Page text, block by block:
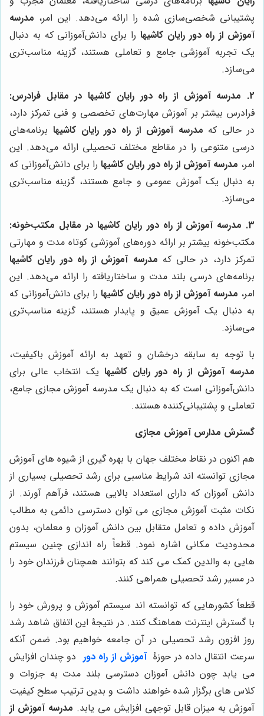
پشتیبانی شخصی‌سازی شده را ارائه می‌دهد. این امر، مدرسه
آموزش از راه دور رایان کاشیها را برای دانش‌آموزانی که به دنبال
یک تجربه آموزشی جامع و تعاملی هستند، گزینه مناسب‌تری
می‌سازد.
2.
مدرسه آموزش از راه دور رایان کاشیهادر مقابل فرادرس:
فرادرس بیشتر بر آموزش مهارت‌های تخصصی و فنی تمرکز دارد،
در حالی که مدرسه آموزش از راه دور رایان کاشیها برنامه‌های
درسی متنوعی را در مقاطع مختلف تحصیلی ارائه می‌دهد. این
امر، مدرسه آموزش از راه دور رایان کاشیهارا برای دانش‌آموزانی که
به دنبال یک آموزش عمومی و جامع هستند، گزینه مناسب‌تری
می‌سازد.
3. مدرسه آموزش از راه دور رایان کاشیهادر مقابل مکتب‌خونه:
مکتب‌خونه بیشتر بر ارائه دوره‌های آموزشی کوتاه مدت و مهارتی
تمرکز دارد، در حالی که مدرسه آموزش از راه دور رایان کاشیها
برنامه‌های درسی بلند مدت و ساختاریافته را ارائه می‌دهد. این
امر، مدرسه آموزش از راه دور رایان کاشیهارا برای دانش‌آموزانی که
به دنبال یک آموزش عمیق و پایدار هستند، گزینه مناسب‌تری
می‌سازد.
با توجه به سابقه درخشان و تعهد به ارائه آموزش باکیفیت،
مدرسه آموزش از راه دور رایان کاشیها یک انتخاب عالی برای
دانش‌آموزانی است که به دنبال یک مدرسه آموزش مجازی جامع،
تعاملی و پشتیبانی‌کننده هستند.
گسترش مدارس آموزش مجازی
هم اکنون در نقاط مختلف جهان با بهره گیری از شیوه های آموزش
مجازی توانسته اند شرایط مناسبی برای رشد تحصیلی بسیاری از
دانش آموزان که دارای استعداد بالایی هستند، فرآهم آورند. از
نکات مثبت آموزش مجازی می توان دسترسی دائمی به مطالب
آموزش داده و تعامل متقابل بین دانش آموزان و معلمان، بدون
محدودیت مکانی اشاره نمود. قطعاً راه اندازی چنین سیستم
هایی به والدین کمک می کند که بتوانند همچنان فرزندان خود را
در مسیر رشد تحصیلی همراهی کنند.
قطعاً کشورهایی که توانسته اند سیستم آموزش و پرورش خود را
با گسترش اینترنت هماهنگ کنند. در نتیجۀ این اتفاق شاهد رشد
روز افزون رشد تحصیلی در آن جامعه خواهیم بود. ضمن آنکه
سرعت انتقال داده در حوزۀ آموزش از راه دور دو چندان افزایش
می یابد چون دانش آموزان دسترسی بلند مدت به جزوات و
کلاس های برگزار شده خواهند داشت و بدین ترتیب سطح کیفیت
آموزش به میزان قابل توجهی افزایش می یابد. مدرسه آموزش از